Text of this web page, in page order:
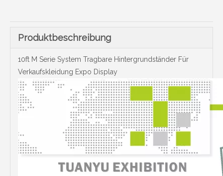
Produktbeschreibung
10ft M Serie System Tragbare Hintergrundständer Für
Verkaufskleidung Expo Display